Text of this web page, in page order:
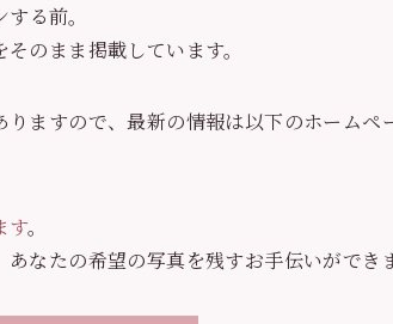
る前。
のまま掲載しています。
ますので、最新の情報は以下のホームペ
す。
なたの希望の写真を残すお手伝いができま